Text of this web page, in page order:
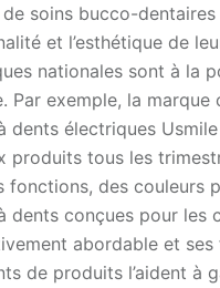
de soins bucco-
et l’esthétique de
nationales sont à la
Par exemple, la marque
dents électriques
produits tous les
fonctions, des couleurs
dents conçues pour les
abordable et ses
de produits l’aident à